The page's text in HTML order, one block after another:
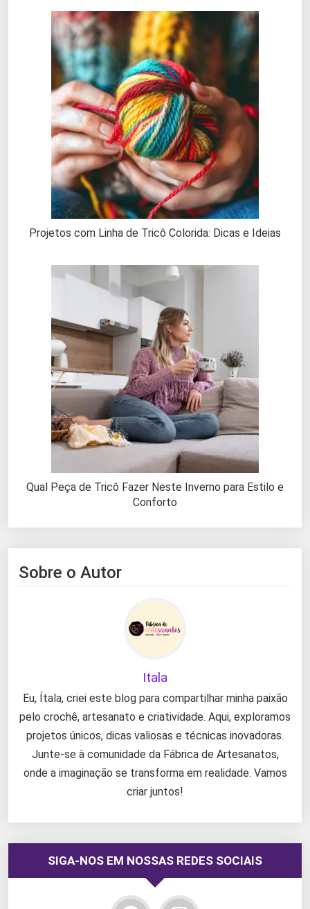
Projetos com Linha de Tricô Colorida: Dicas e Ideias
Qual Peça de Tricô Fazer Neste Inverno para Estilo e
Conforto
Sobre o Autor
Itala
Eu, Ítala, criei este blog para compartilhar minha paixão
pelo crochê, artesanato e criatividade. Aqui, exploramos
projetos únicos, dicas valiosas e técnicas inovadoras.
Junte-se à comunidade da Fábrica de Artesanatos,
onde a imaginação se transforma em realidade. Vamos
criar juntos!
SIGA-NOS EM NOSSAS REDES SOCIAIS